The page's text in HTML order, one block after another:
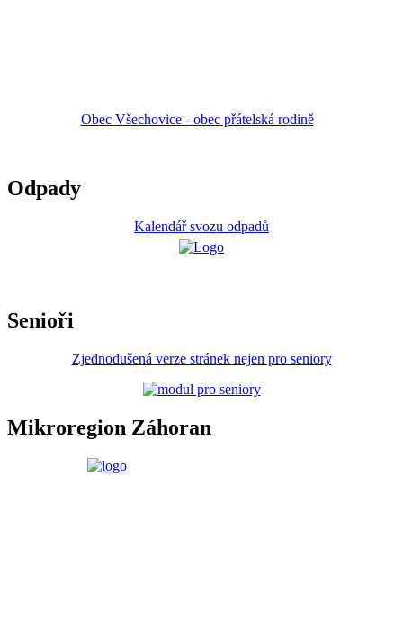
Obec Všechovice - obec přátelská rodině
Odpady
Kalendář svozu odpadů
Senioři
Zjednodušená verze stránek nejen pro seniory
Mikroregion Záhoran